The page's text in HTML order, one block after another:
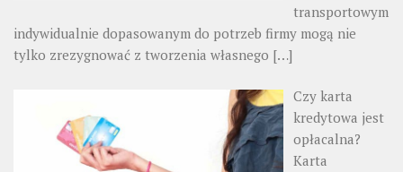
transportowym
indywidualnie dopasowanym do potrzeb firmy mogą nie
tylko zrezygnować z tworzenia własnego […]
Czy karta
kredytowa jest
opłacalna?
Karta